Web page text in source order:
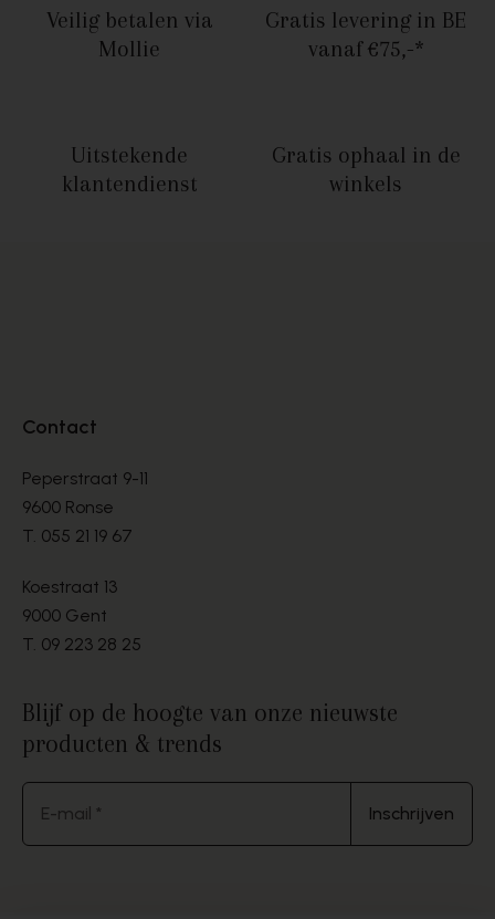
Veilig betalen via
Mollie
Gratis levering in BE
vanaf €75,-*
Uitstekende
klantendienst
Gratis ophaal in de
winkels
Contact
Peperstraat 9-11
9600 Ronse
T. 055 21 19 67
Koestraat 13
9000 Gent
T. 09 223 28 25
Blijf op de hoogte van onze nieuwste
producten & trends
E-mail * Inschrijven